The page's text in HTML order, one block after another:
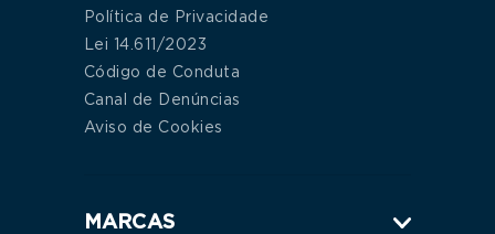
Política de Privacidade
Lei 14.611/2023
Código de Conduta
Canal de Denúncias
Aviso de Cookies
MARCAS